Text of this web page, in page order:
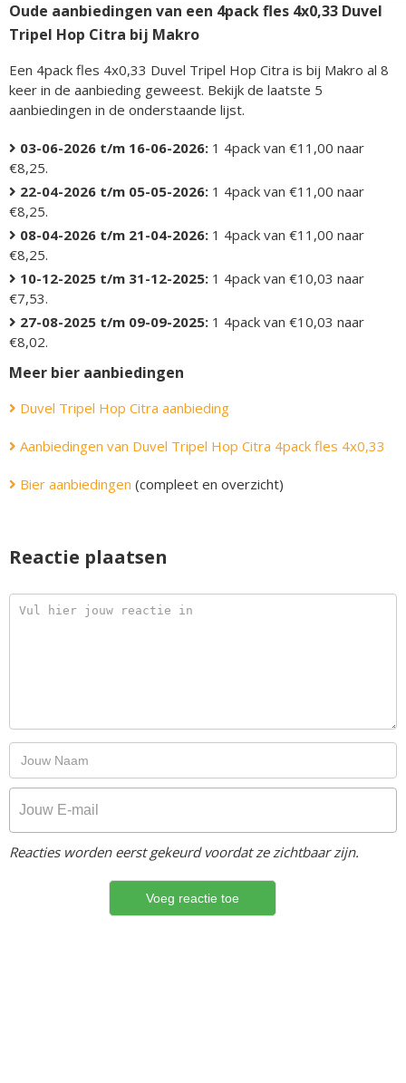
Oude aanbiedingen van een 4pack fles 4x0,33 Duvel
Tripel Hop Citra bij Makro
Een 4pack fles 4x0,33 Duvel Tripel Hop Citra is bij Makro al 8
keer in de aanbieding geweest. Bekijk de laatste 5
aanbiedingen in de onderstaande lijst.
03-06-2026 t/m 16-06-2026: 1 4pack van €11,00 naar
€8,25.
22-04-2026 t/m 05-05-2026: 1 4pack van €11,00 naar
€8,25.
08-04-2026 t/m 21-04-2026: 1 4pack van €11,00 naar
€8,25.
10-12-2025 t/m 31-12-2025: 1 4pack van €10,03 naar
€7,53.
27-08-2025 t/m 09-09-2025: 1 4pack van €10,03 naar
€8,02.
Meer bier aanbiedingen
Duvel Tripel Hop Citra aanbieding
Aanbiedingen van Duvel Tripel Hop Citra 4pack fles 4x0,33
Bier aanbiedingen (compleet en overzicht)
Reactie plaatsen
Reacties worden eerst gekeurd voordat ze zichtbaar zijn.